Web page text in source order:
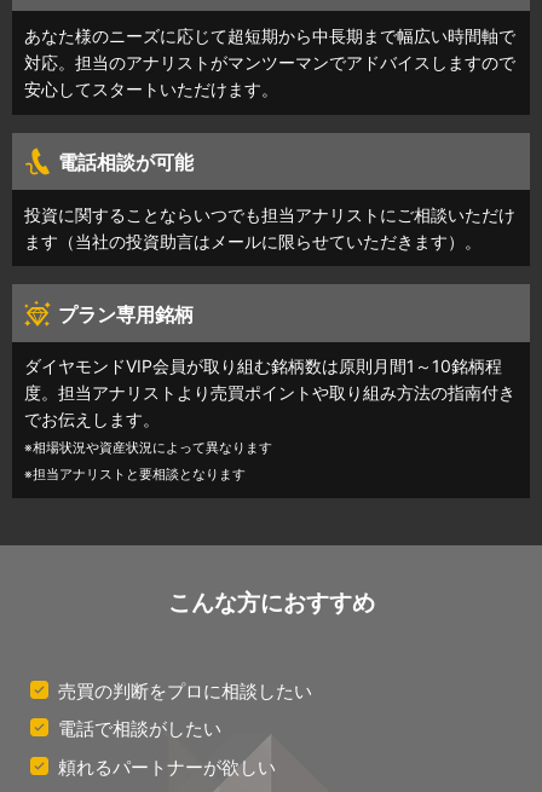
あなた様のニーズに応じて超短期から中長期まで幅広い時間軸で
対応。担当のアナリストがマンツーマンでアドバイスしますので
安心してスタートいただけます。
電話相談が可能
投資に関することならいつでも担当アナリストにご相談いただけ
ます（当社の投資助言はメールに限らせていただきます）。
プラン専用銘柄
ダイヤモンドVIP会員が取り組む銘柄数は原則月間1～10銘柄程
度。担当アナリストより売買ポイントや取り組み方法の指南付き
でお伝えします。
※相場状況や資産状況によって異なります
※担当アナリストと要相談となります
こんな方におすすめ
売買の判断をプロに相談したい
電話で相談がしたい
頼れるパートナーが欲しい